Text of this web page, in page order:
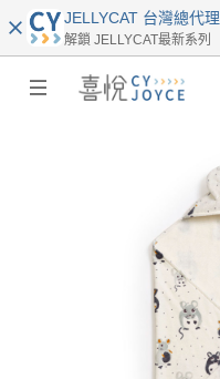
JELLYCAT 台灣總代理
解鎖 JELLYCAT最新系列